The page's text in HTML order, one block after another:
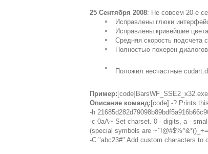
25 Сентября 2008: Не совсем 20-е
Исправлены глюки
Исправлены кривейшие
Средняя скорость подсчета
Полностью похерен
Положил несчастные
Пример:
Описание команд: [code] -? Prints
-h
-c 0aA~ Set charset. 0 - digits, a -
(special symbols are
-C "abc23#" Add custom characters to